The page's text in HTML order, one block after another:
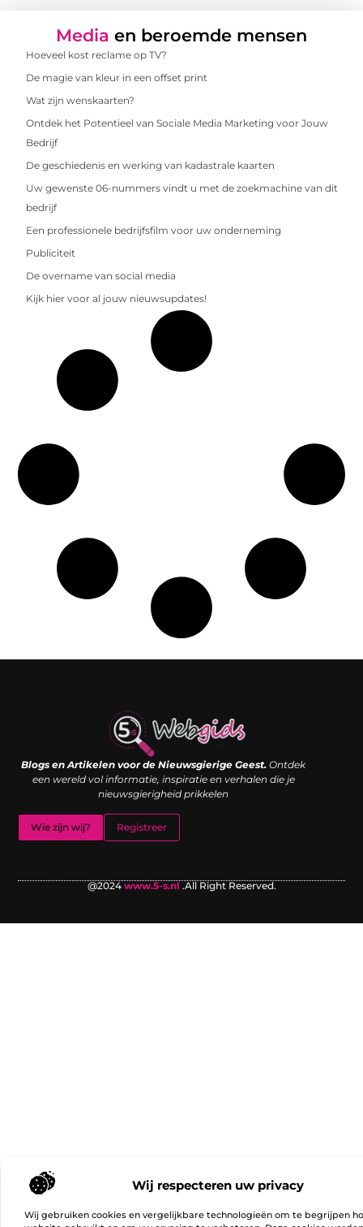
Wij respecteren uw privacy
Wij gebruiken cookies en vergelijkbare technologieën om te begrijpen
Media en beroemde mensen
Hoeveel kost reclame op TV?
De magie van kleur in een offset print
Wat zijn wenskaarten?
Ontdek het Potentieel van Sociale Media Marketing voor Jouw
Bedrijf
De geschiedenis en werking van kadastrale kaarten
Uw gewenste 06-nummers vindt u met de zoekmachine van dit
bedrijf
Een professionele bedrijfsfilm voor uw onderneming
Publiciteit
De overname van social media
Kijk hier voor al jouw nieuwsupdates!
Blogs en Artikelen voor de Nieuwsgierige Geest. Ontdek
een wereld vol informatie, inspiratie en verhalen die je
nieuwsgierigheid prikkelen
Wie zijn wij? Registreer
@2024 www.5-s.nl .All Right Reserved.